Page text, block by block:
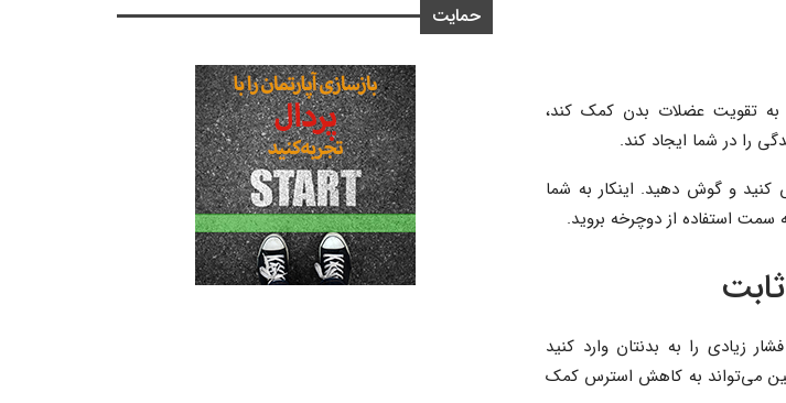
تقویت عضلات بدن کمک کند،
را در شما ایجاد کند.
و گوش دهید. اینکار به شما
سمت استفاده از دوچرخه بروید.
زیادی را به بدنتان وارد کنید
می‌تواند به کاهش استرس کمک
حمایت